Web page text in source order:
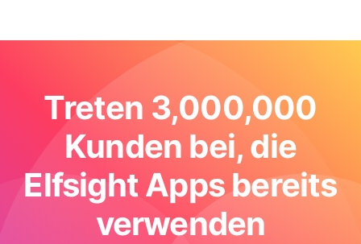
Treten 3,000,000
Kunden bei, die
Elfsight Apps bereits
verwenden